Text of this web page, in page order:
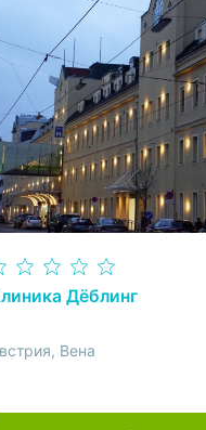
Дёблинг
Вена